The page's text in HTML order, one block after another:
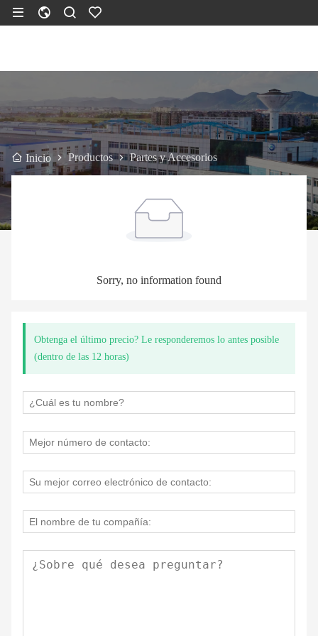
Inicio Productos Partes y Accesorios
Sorry, no information found
Obtenga el último precio? Le responderemos lo antes posible
(dentro de las 12 horas)